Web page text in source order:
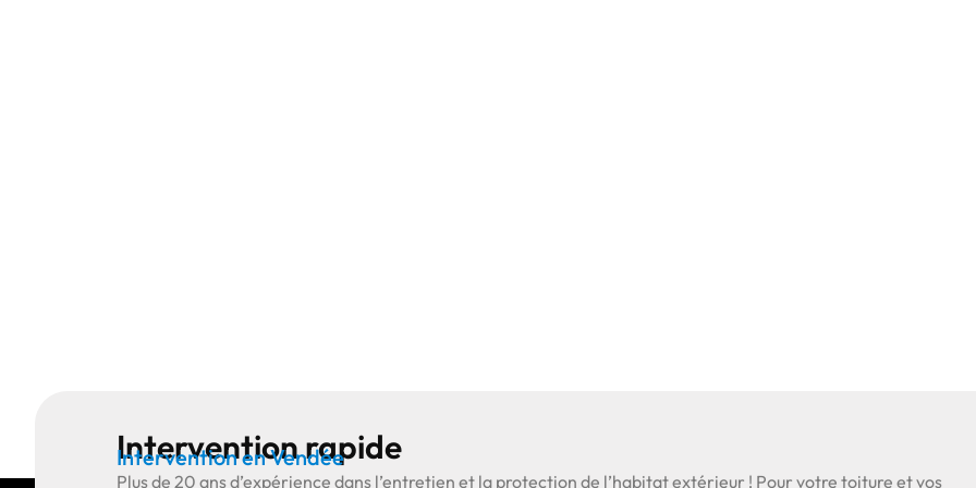
Intervention rapide
Intervention en Vendée
Plus de 20 ans d’expérience dans l’entretien et la protection de l’habitat extérieur ! Pour votre toiture et vos